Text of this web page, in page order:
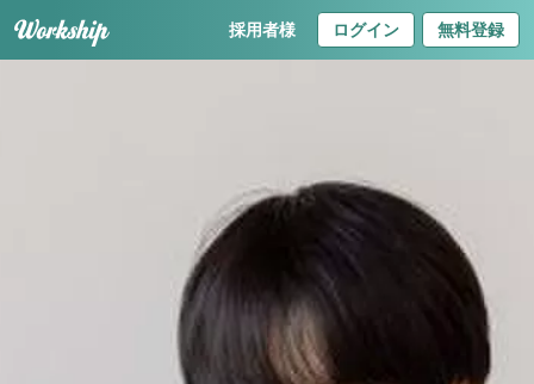
採用者様 ログイン 無料登録